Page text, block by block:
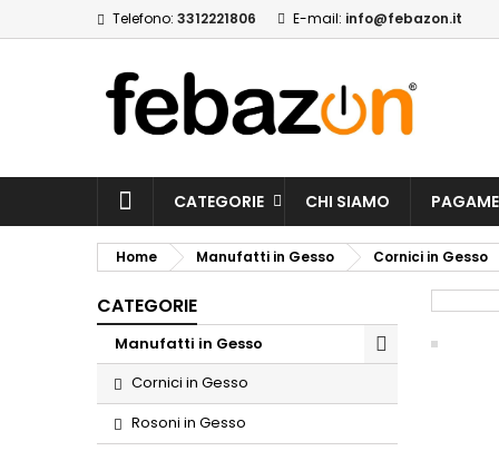
Telefono: 3312221806 E-mail: info@febazon.it
CATEGORIE CHI SIAMO
Home Manufatti in Gesso Cornici in Gesso
CATEGORIE
Manufatti in Gesso
Cornici in Gesso
Rosoni in Gesso